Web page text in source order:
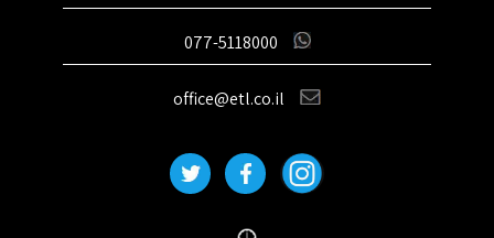
077-5118000
office@etl.co.il